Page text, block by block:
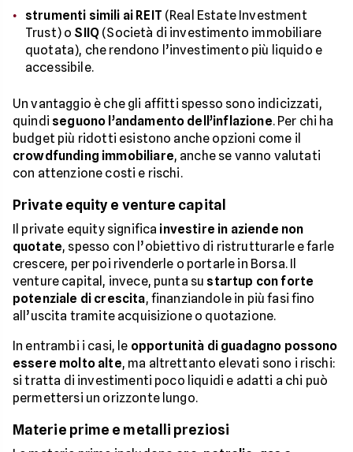
strumenti simili ai REIT (Real Estate Investment
Trust) o SIIQ (Società di investimento immobiliare
quotata), che rendono l’investimento più liquido e
accessibile.
Un vantaggio è che gli affitti spesso sono indicizzati,
quindi seguono l’andamento dell’inflazione. Per chi ha
budget più ridotti esistono anche opzioni come il
crowdfunding immobiliare, anche se vanno valutati
con attenzione costi e rischi.
Private equity e venture capital
Il private equity significa investire in aziende non
quotate, spesso con l’obiettivo di ristrutturarle e farle
crescere, per poi rivenderle o portarle in Borsa. Il
venture capital, invece, punta su startup con forte
potenziale di crescita, finanziandole in più fasi fino
all’uscita tramite acquisizione o quotazione.
In entrambi i casi, le opportunità di guadagno possono
essere molto alte, ma altrettanto elevati sono i rischi:
si tratta di investimenti poco liquidi e adatti a chi può
permettersi un orizzonte lungo.
Materie prime e metalli preziosi